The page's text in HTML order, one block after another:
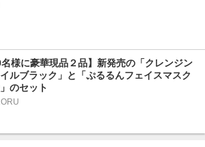
名様に豪華現品２品】新発売の「クレンジン
ルブラック」と「ぷるるんフェイスマスク
のセット